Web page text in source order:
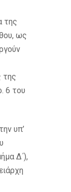
της
ως
της
6 του
υπ’
Δ΄),